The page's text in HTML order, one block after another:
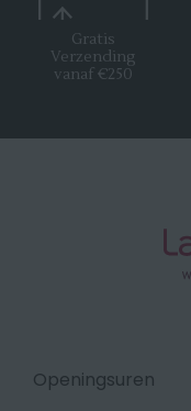
Gratis
Verzending
vanaf €250
Openingsuren